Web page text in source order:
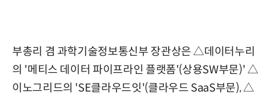
부총리 겸 과학기술정보통신부 장관상은 △데이터누리
의 '메티스 데이터 파이프라인 플랫폼'(상용SW부문)' △
이노그리드의 'SE클라우드잇'(클라우드 SaaS부문), △